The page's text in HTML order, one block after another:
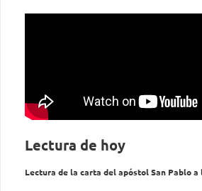
Lectura de hoy
Lectura de la carta del apóstol San Pablo a